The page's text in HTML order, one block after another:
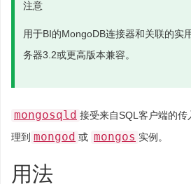
注意
用于BI的MongoDB连接器和关联的实
务器3.2或更高版本兼容。
mongosqld 接受来自SQL客户端的
理到 mongod 或 mongos 实例。
用法